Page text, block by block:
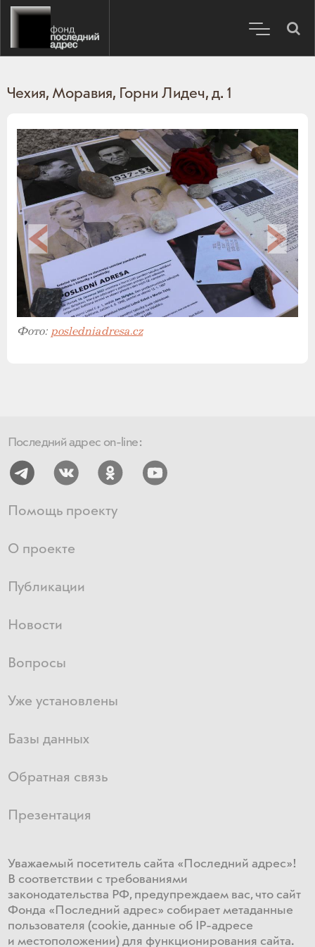
Чехия, Моравия, Горни Лидеч, д. 1
Фото: posledniadresa.cz
Последний адрес on-line:
Помощь проекту
О проекте
Публикации
Новости
Вопросы
Уже установлены
Базы данных
Обратная связь
Презентация
Уважаемый посетитель сайта «Последний адрес»!
В соответствии с требованиями
законодательства РФ, предупреждаем вас, что сайт
Фонда «Последний адрес» собирает метаданные
пользователя (cookie, данные об IP-адресе
и местоположении) для функционирования сайта​.